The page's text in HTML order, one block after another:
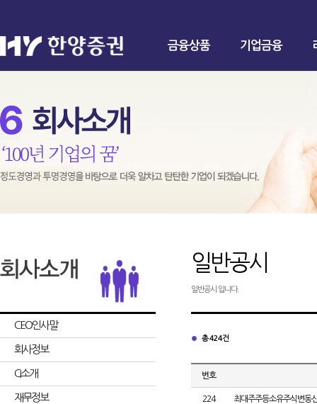
금융상품 기업금융
CEO인사말
회사정보
CI소개
재무정보
일반공시
일반공시 입니다.
총 424건
번호
224 최대주주등소유주식변동